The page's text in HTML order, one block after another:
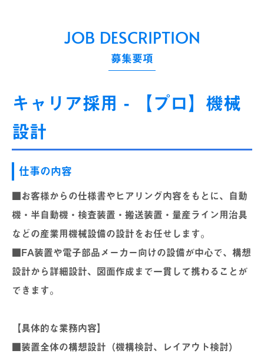
JOB DESCRIPTION
募集要項
キャリア採用 - 【プロ】機械
設計
仕事の内容
■お客様からの仕様書やヒアリング内容をもとに、自動
機・半自動機・検査装置・搬送装置・量産ライン用治具
などの産業用機械設備の設計をお任せします。
■FA装置や電子部品メーカー向けの設備が中心で、構想
設計から詳細設計、図面作成まで一貫して携わることが
できます。
【具体的な業務内容】
■装置全体の構想設計（機構検討、レイアウト検討）